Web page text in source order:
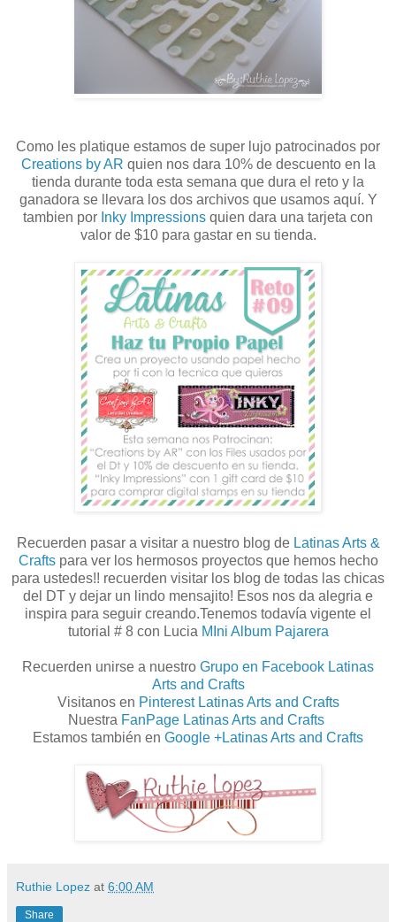
Como les platique estamos de super lujo patrocinados por
Creations by AR quien nos dara 10% de descuento en la
tienda durante toda esta semana que dura el reto y la
ganadora se llevara los dos archivos que usamos aquí. Y
tambien por Inky Impressions quien dara una tarjeta con
valor de $10 para gastar en su tienda.
Recuerden pasar a visitar a nuestro blog de Latinas Arts &
Craftspara ver los hermosos proyectos que hemos hecho
para ustedes!! recuerden visitar los blog de todas las chicas
del DT y dejar un lindo mensajito! Esos nos da alegria e
inspira para seguir creando.Tenemos todavía vigente el
tutorial # 8 con Lucia MIni Album Pajarera
Recuerden unirse a nuestro Grupo en Facebook Latinas
Arts and Crafts
Visitanos en Pinterest Latinas Arts and Crafts
Nuestra FanPage Latinas Arts and Crafts
Estamos también en Google +Latinas Arts and Crafts
Ruthie Lopez at 6:00 AM
Share